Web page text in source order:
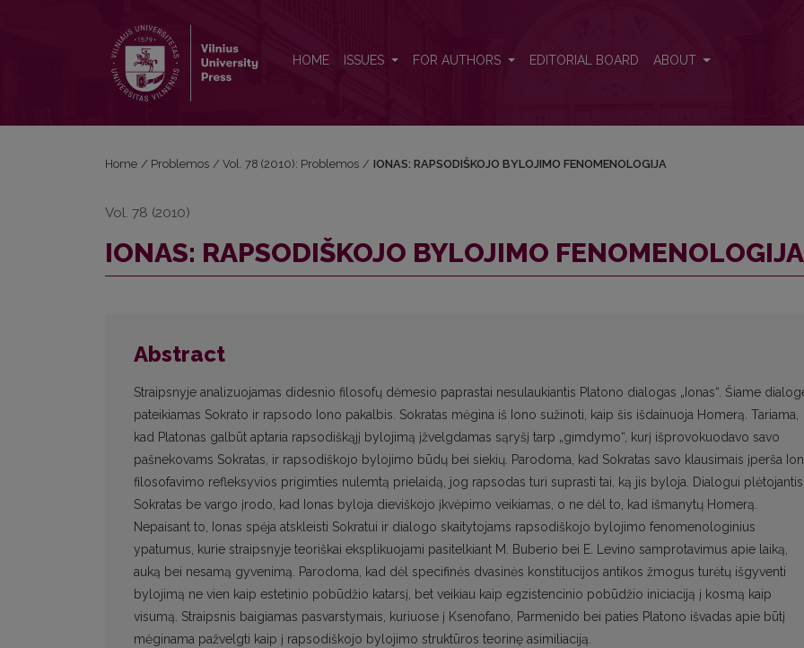
HOME ISSUES FOR AUTHORS EDITORIAL BOARD ABOUT
Home / Problemos / Vol. 78 (2010): Problemos / IONAS: RAPSODIŠKOJO BYLOJIMO FENOMENOLOGIJA
Vol. 78 (2010)
IONAS: RAPSODIŠKOJO BYLOJIMO FENOMENOLOGIJA
Abstract
Straipsnyje analizuojamas didesnio filosofų dėmesio paprastai nesulaukiantis Platono dialogas „Ionas“. Šiame
pateikiamas Sokrato ir rapsodo Iono pakalbis. Sokratas mėgina iš Iono sužinoti, kaip šis išdainuoja Homerą. Tariama,
kad Platonas galbūt aptaria rapsodiškąjį bylojimą įžvelgdamas sąryšį tarp „gimdymo“, kurį išprovokuodavo savo
pašnekovams Sokratas, ir rapsodiškojo bylojimo būdų bei siekių. Parodoma, kad Sokratas savo klausimais įperša
filosofavimo refleksyvios prigimties nulemtą prielaidą, jog rapsodas turi suprasti tai, ką jis byloja. Dialogui
Sokratas be vargo įrodo, kad Ionas byloja dieviškojo įkvėpimo veikiamas, o ne dėl to, kad išmanytų Homerą.
Nepaisant to, Ionas spėja atskleisti Sokratui ir dialogo skaitytojams rapsodiškojo bylojimo fenomenologinius
ypatumus, kurie straipsnyje teoriškai eksplikuojami pasitelkiant M. Buberio bei E. Levino samprotavimus apie laiką,
auką bei nesamą gyvenimą. Parodoma, kad dėl specifinės dvasinės konstitucijos antikos žmogus turėtų išgyventi
bylojimą ne vien kaip estetinio pobūdžio katarsį, bet veikiau kaip egzistencinio pobūdžio iniciaciją į kosmą kaip
visumą. Straipsnis baigiamas pasvarstymais, kuriuose į Ksenofano, Parmenido bei paties Platono išvadas apie būtį
mėginama pažvelgti kaip į rapsodiškojo bylojimo struktūros teorinę asimiliaciją.